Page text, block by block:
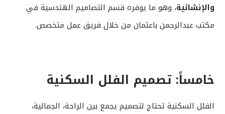
والإنشائية، وهو ما يوفره قسم التصاميم الهندسية في
مكتب عبدالرحمن باعثمان من خلال فريق عمل متخصص.
خامساً: تصميم الفلل السكنية
الفلل السكنية تحتاج لتصميم يجمع بين الراحة، الجمالية،